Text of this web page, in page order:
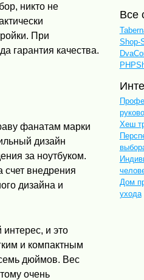
никто не
При
гарантия качества.
фанатам марки
дизайн
за ноутбуком.
счет внедрения
дизайна и
и это
и компактным
дюймов. Вес
очень
Shop-
Хеш
Дом
ухода